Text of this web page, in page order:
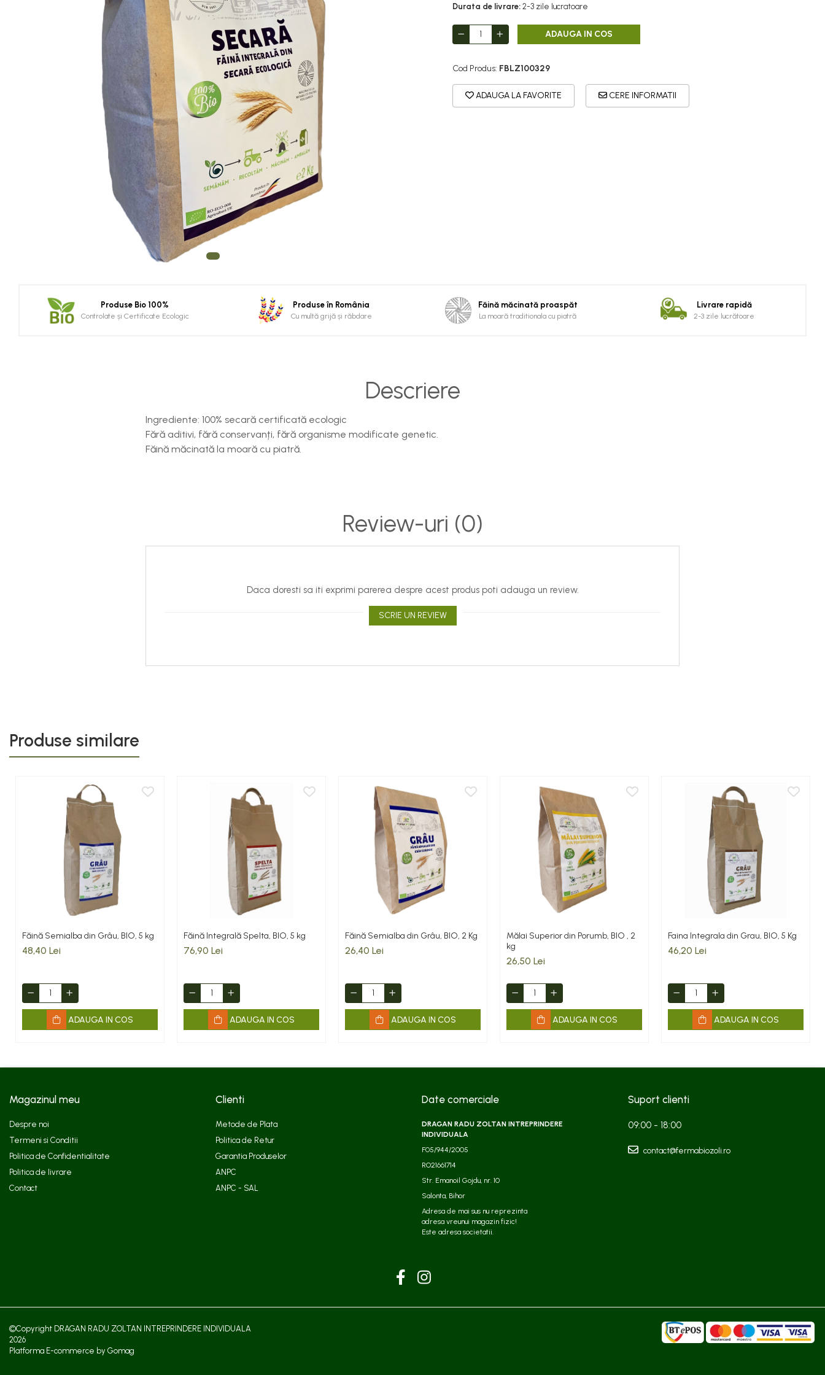
Durata de livrare: 2-3 zile lucratoare
ADAUGA IN COS
Cod Produs: FBLZ100329
ADAUGA LA FAVORITE CERE INFORMATII
Produse Bio 100%
Controlate și Certificate Ecologic
Produse în România
Cu multă grijă și răbdare
Făină măcinată proaspăt
La moară traditionala cu piatră
Livrare rapidă
2-3 zile lucrătoare
Descriere
Ingrediente: 100% secară certificată ecologic
Fără aditivi, fără conservanți, fără organisme modificate genetic.
Făină măcinată la moară cu piatră.
Review-uri (0)
Daca doresti sa iti exprimi parerea despre acest produs poti adauga un review.
SCRIE UN REVIEW
Produse similare
Făină Semialba din Grâu, BIO, 5 kg
48,40 Lei
ADAUGA IN COS
Făină Integrală Spelta, BIO, 5 kg
76,90 Lei
ADAUGA IN COS
Făină Semialba din Grâu, BIO, 2 Kg
26,40 Lei
ADAUGA IN COS
Mălai Superior din Porumb, BIO , 2
kg
26,50 Lei
ADAUGA IN COS
Faina Integrala din Grau, BIO, 5 Kg
46,20 Lei
ADAUGA IN COS
Magazinul meu
Despre noi
Termeni si Conditii
Politica de Confidentialitate
Politica de livrare
Contact
Clienti
Metode de Plata
Politica de Retur
Garantia Produselor
ANPC
ANPC - SAL
Date comerciale
DRAGAN RADU ZOLTAN INTREPRINDERE
INDIVIDUALA
F05/944/2005
RO21661714
Str. Emanoil Gojdu, nr. 10
Salonta, Bihor
Adresa de mai sus nu reprezinta
adresa vreunui magazin fizic!
Este adresa societatii.​
Suport clienti
09:00 - 18:00
contact@fermabiozoli.ro
©Copyright DRAGAN RADU ZOLTAN INTREPRINDERE INDIVIDUALA
2026
Platforma E-commerce by Gomag